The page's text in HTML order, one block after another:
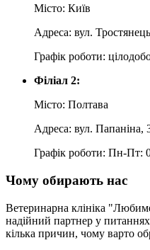
Місто: Київ
Адреса: вул.
Графік роботи:
Філіал 2:
Місто: Полтава
Адреса: вул. Папаніна,
Графік роботи: Пн-Пт:
Чому обирають нас
Ветеринарна клініка
надійний партнер у
кілька причин, чому варто